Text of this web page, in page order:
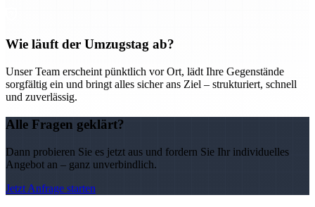
Wie läuft der Umzugstag ab?
Unser Team erscheint pünktlich vor Ort, lädt Ihre Gegenstände
sorgfältig ein und bringt alles sicher ans Ziel – strukturiert, schnell
und zuverlässig.
Alle Fragen geklärt?
Dann probieren Sie es jetzt aus und fordern Sie Ihr individuelles
Angebot an – ganz unverbindlich.
Jetzt Anfrage starten